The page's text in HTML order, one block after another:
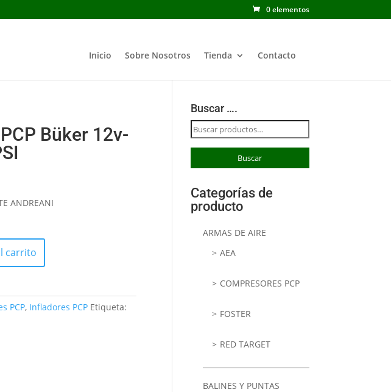
0 elementos
Inicio Sobre Nosotros Tienda Contacto
Büker 12v-
ANDREANI
carrito
PCP, Infladores PCP Etiqueta:
Buscar ….
Buscar
por:
Buscar
Categorías de
producto
ARMAS DE AIRE
AEA
COMPRESORES PCP
FOSTER
RED TARGET
BALINES Y PUNTAS